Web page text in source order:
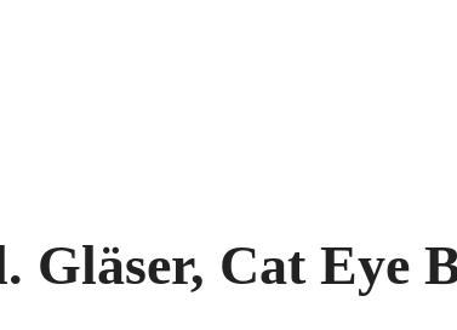
Gläser, Cat Eye